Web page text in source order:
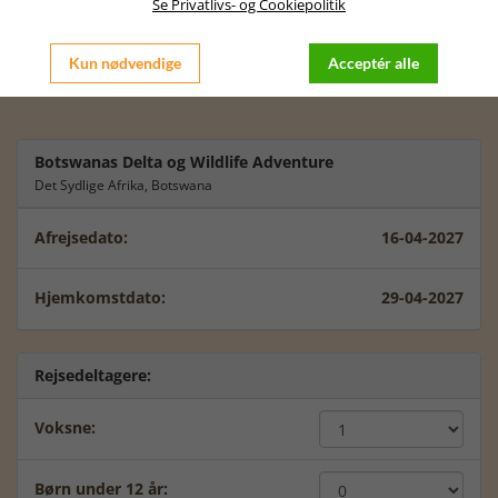
passer dig bedst at rejse.
København, men lad os sammen tale videre om dette.
Vi glæder os til at tale videre med dig.
Botswanas Delta og Wildlife Adventure
Det Sydlige Afrika, Botswana
Afrejsedato: 16-04-2027
Hjemkomstdato: 29-04-2027
Rejsedeltagere:
Voksne:
Børn under 12 år:
Se Privatlivs- og Cookiepolitik
Kun nødvendige Acceptér alle